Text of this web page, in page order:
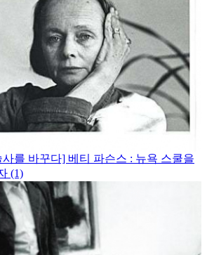
를 바꾸다] 베티 파슨스 : 뉴욕 스쿨을
(1)